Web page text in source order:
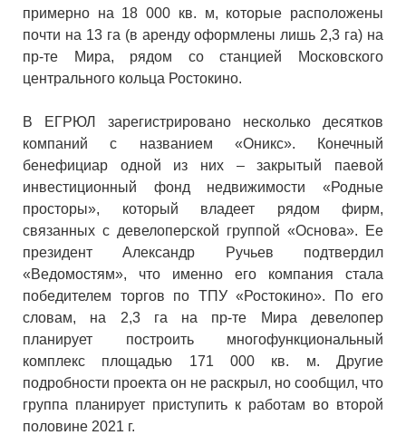
примерно на 18 000 кв. м, которые расположены
почти на 13 га (в аренду оформлены лишь 2,3 га) на
пр-те Мира, рядом со станцией Московского
центрального кольца Ростокино.
В ЕГРЮЛ зарегистрировано несколько десятков
компаний с названием «Оникс». Конечный
бенефициар одной из них – закрытый паевой
инвестиционный фонд недвижимости «Родные
просторы», который владеет рядом фирм,
связанных с девелоперской группой «Основа». Ее
президент Александр Ручьев подтвердил
«Ведомостям», что именно его компания стала
победителем торгов по ТПУ «Ростокино». По его
словам, на 2,3 га на пр-те Мира девелопер
планирует построить многофункциональный
комплекс площадью 171 000 кв. м. Другие
подробности проекта он не раскрыл, но сообщил, что
группа планирует приступить к работам во второй
половине 2021 г.